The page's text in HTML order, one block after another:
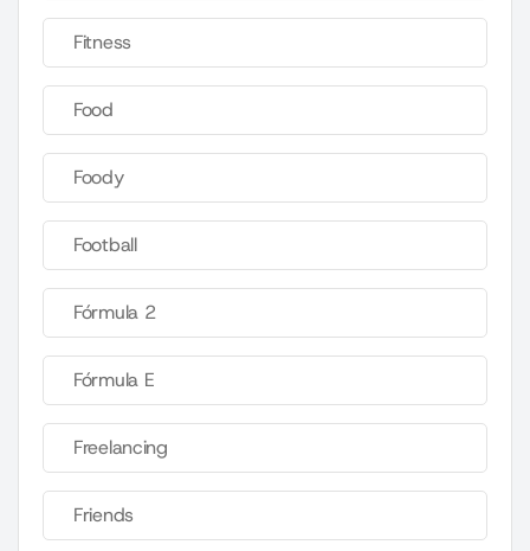
Fitness
Food
Foody
Football
Fórmula 2
Fórmula E
Freelancing
Friends